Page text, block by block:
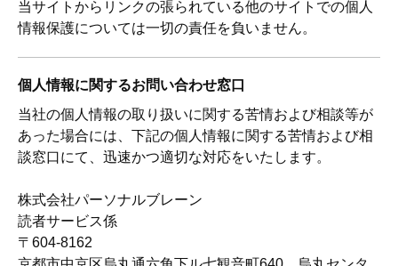
当サイトからリンクの張られている他のサイトでの個人
情報保護については一切の責任を負いません。
個人情報に関するお問い合わせ窓口
当社の個人情報の取り扱いに関する苦情および相談等が
あった場合には、下記の個人情報に関する苦情および相
談窓口にて、迅速かつ適切な対応をいたします。
株式会社パーソナルブレーン
読者サービス係
〒604-8162